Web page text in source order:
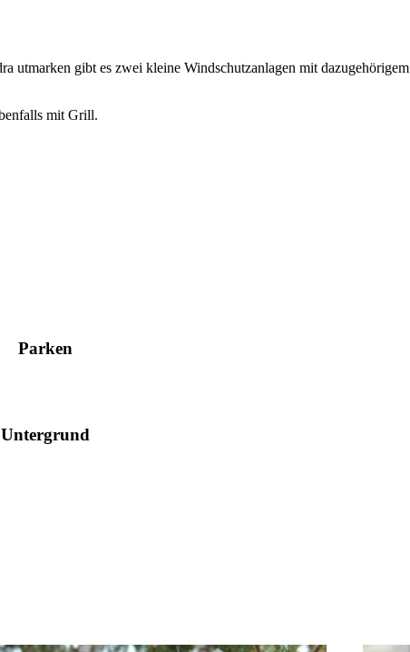
utmarken gibt es zwei kleine Windschutzanlagen mit dazugehörigem
mit Grill.
Parken
Untergrund